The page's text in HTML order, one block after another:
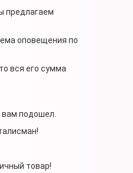
предлагаем
оповещения по
вся его сумма
вам подошел.
товар!